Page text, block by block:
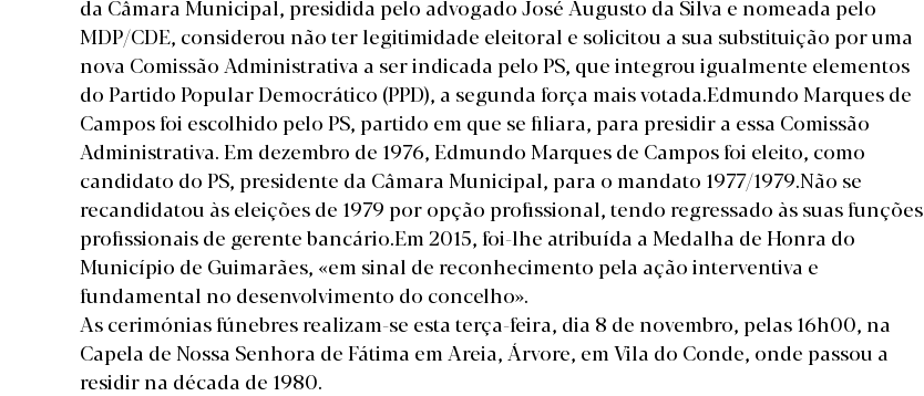
da Câmara Municipal, presidida pelo advogado José Augusto da Silva e nomeada pelo
MDP/CDE, considerou não ter legitimidade eleitoral e solicitou a sua substituição por uma
nova Comissão Administrativa a ser indicada pelo PS, que integrou igualmente elementos
do Partido Popular Democrático (PPD), a segunda força mais votada.Edmundo Marques de
Campos foi escolhido pelo PS, partido em que se filiara, para presidir a essa Comissão
Administrativa. Em dezembro de 1976, Edmundo Marques de Campos foi eleito, como
candidato do PS, presidente da Câmara Municipal, para o mandato 1977/1979.Não se
recandidatou às eleições de 1979 por opção profissional, tendo regressado às suas funções
profissionais de gerente bancário.Em 2015, foi-lhe atribuída a Medalha de Honra do
Município de Guimarães, «em sinal de reconhecimento pela ação interventiva e
fundamental no desenvolvimento do concelho».
As cerimónias fúnebres realizam-se esta terça-feira, dia 8 de novembro, pelas 16h00, na
Capela de Nossa Senhora de Fátima em Areia, Árvore, em Vila do Conde, onde passou a
residir na década de 1980.